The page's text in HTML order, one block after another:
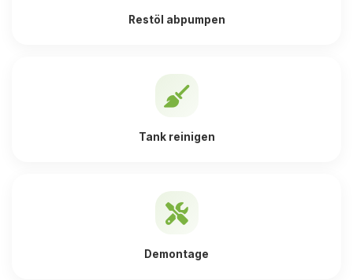
Restöl abpumpen
Tank reinigen
Demontage